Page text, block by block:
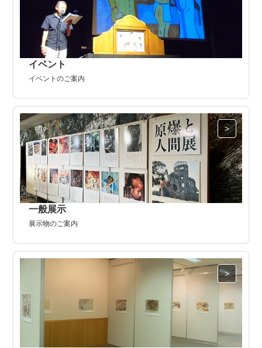
イベント
イベントのご案内
一般展示
展示物のご案内